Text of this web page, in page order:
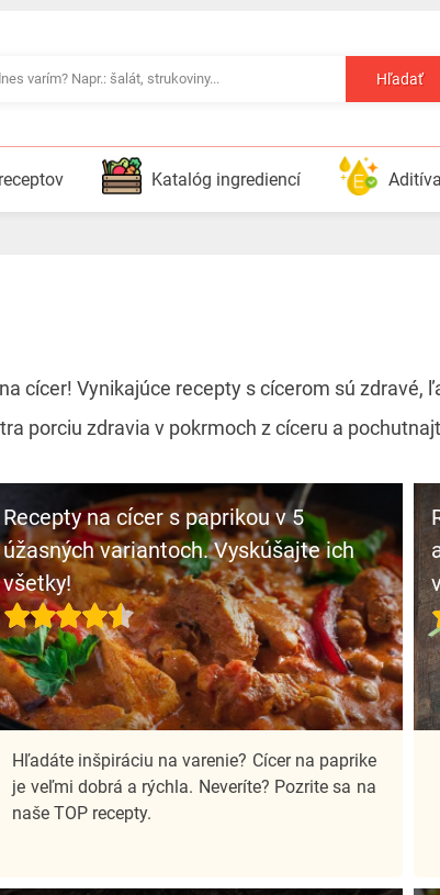
Hľadať
Katalóg ingrediencí
cícer! Vynikajúce recepty s cícerom sú zdravé,
porciu zdravia v pokrmoch z cíceru a
Recepty na cícer s paprikou v 5
úžasných variantoch. Vyskúšajte ich
všetky!
Hľadáte inšpiráciu na varenie? Cícer na paprike
je veľmi dobrá a rýchla. Neveríte? Pozrite sa na
naše TOP recepty.